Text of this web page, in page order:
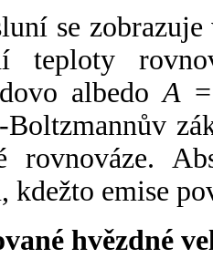
se
teploty
albedoA
Boltzmannův
rovnováze.
kdežto emise
hvězdné